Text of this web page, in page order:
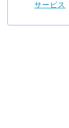
サービス